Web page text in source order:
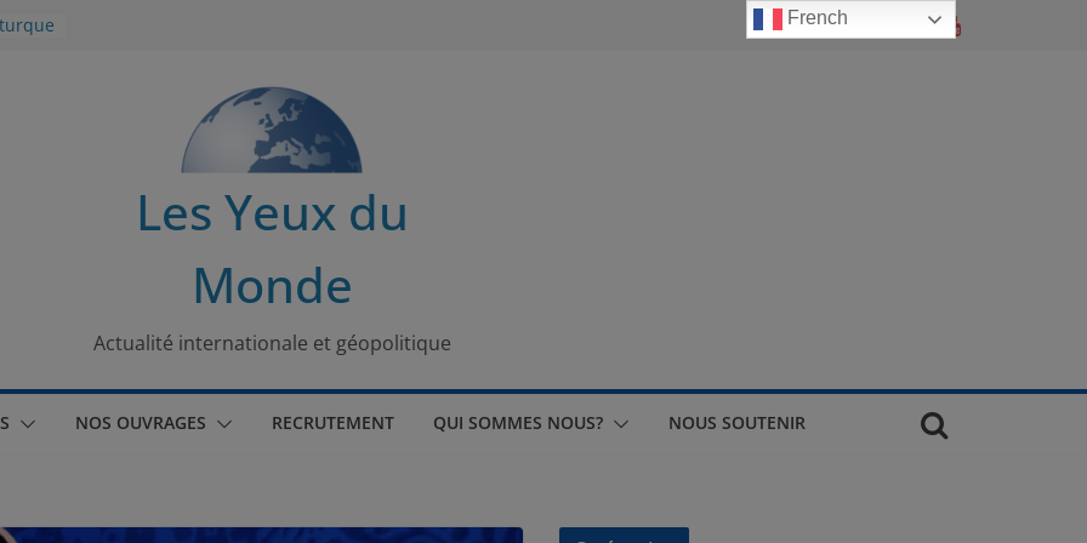
Les Yeux du
Monde
Actualité internationale et géopolitique
NOS OUVRAGES RECRUTEMENT QUI SOMMES NOUS? NOUS SOUTENIR
French